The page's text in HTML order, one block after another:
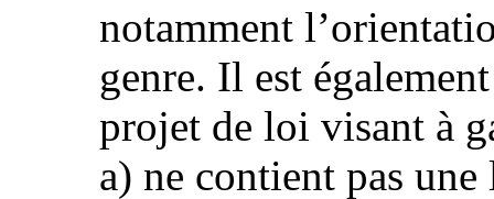
notamment
genre. Il est
projet de loi visant à
a) ne contient pas